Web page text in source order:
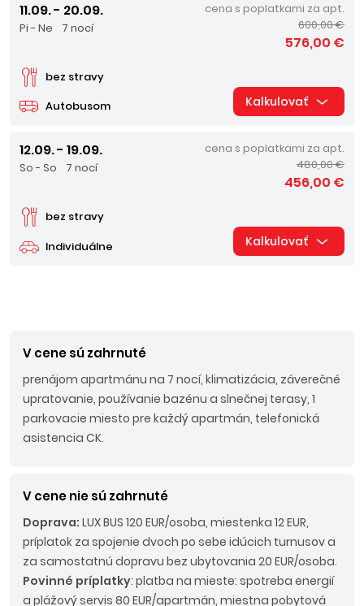
11.09. - 20.09.
Pi - Ne 7 nocí
Autobusom
bez stravy
cena s poplatkami za apt.
600,00 €
576,00 €
Kalkulovať
12.09. - 19.09.
So - So 7 nocí
Individuálne
bez stravy
cena s poplatkami za apt.
480,00 €
456,00 €
Kalkulovať
V cene sú zahrnuté
prenájom apartmánu na 7 nocí, klimatizácia, záverečné
upratovanie, používanie bazénu a slnečnej terasy, 1
parkovacie miesto pre každý apartmán, telefonická
asistencia CK.
V cene nie sú zahrnuté
Doprava: LUX BUS 120 EUR/osoba, miestenka 12 EUR,
príplatok za spojenie dvoch po sebe idúcich turnusov a
za samostatnú dopravu bez ubytovania 20 EUR/osoba.
Povinné príplatky: platba na mieste: spotreba energií
a plážový servis 80 EUR/apartmán, miestna pobytová